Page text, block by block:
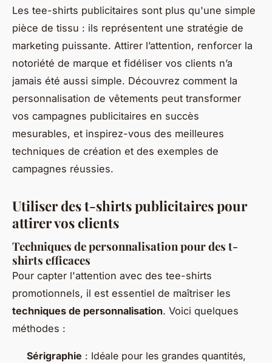
Les tee-shirts publicitaires sont plus qu'une simple
pièce de tissu : ils représentent une stratégie de
marketing puissante. Attirer l’attention, renforcer la
notoriété de marque et fidéliser vos clients n’a
jamais été aussi simple. Découvrez comment la
personnalisation de vêtements peut transformer
vos campagnes publicitaires en succès
mesurables, et inspirez-vous des meilleures
techniques de création et des exemples de
campagnes réussies.
Utiliser des t-shirts publicitaires pour
attirer vos clients
Techniques de personnalisation pour des t-
shirts efficaces
Pour capter l'attention avec des tee-shirts
promotionnels, il est essentiel de maîtriser les
techniques de personnalisation. Voici quelques
méthodes :
Sérigraphie : Idéale pour les grandes quantités,